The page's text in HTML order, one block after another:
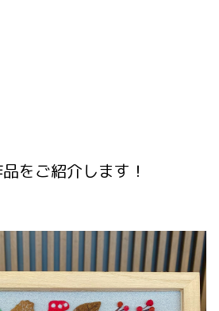
をご紹介します！